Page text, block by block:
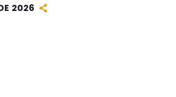
2026